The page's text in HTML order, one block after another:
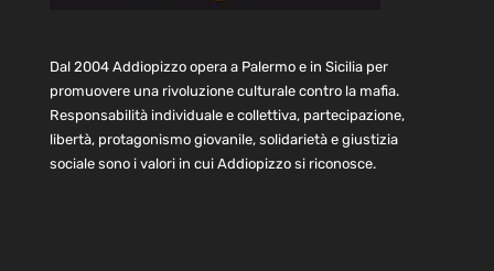
Dal 2004 Addiopizzo opera a Palermo e in Sicilia per
promuovere una rivoluzione culturale contro la mafia.
Responsabilità individuale e collettiva, partecipazione,
libertà, protagonismo giovanile, solidarietà e giustizia
sociale sono i valori in cui Addiopizzo si riconosce.